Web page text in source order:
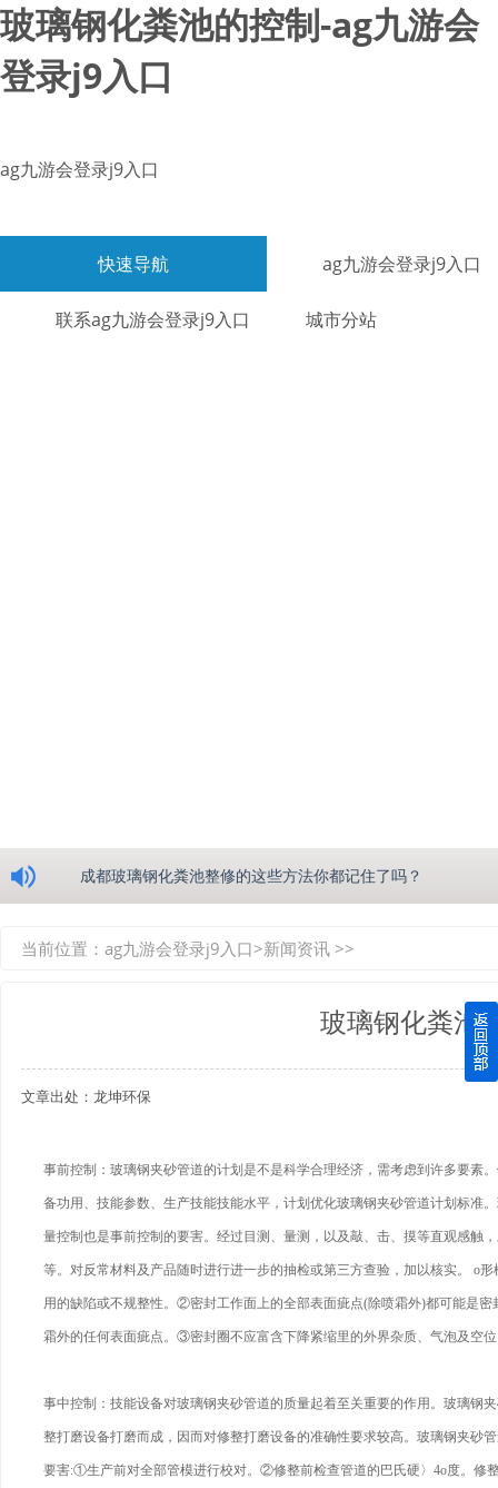
玻璃钢化粪池的控制-ag九游会
登录j9入口
ag九游会登录j9入口
快速导航 ag九游会登录j9入口
联系ag九游会登录j9入口 城市分站
成都玻璃钢化粪池整修的这些方法你都记住了吗？
四川玻璃钢化粪池逐渐取代传统玻璃钢化粪池的这几点原因
关于重庆玻璃钢化粪池的这些基础知识你都记住了吗？
在安装绵阳玻璃钢化粪池时可能遇到这些难题
使用成都玻璃钢化粪池的七大好处你都记住了吗？
当前位置： ag九游会登录j9入口>新闻资讯 >>
玻璃钢化粪池
文章出处：龙坤环保
事前控制：玻璃钢夹砂管道的计划是不是科学合理经济，需考虑到许多要素
备功用、技能参数、生产技能技能水平，计划优化玻璃钢夹砂管道计划标准
量控制也是事前控制的要害。经过目测、量测，以及敲、击、摸等直观感触
等。对反常材料及产品随时进行进一步的抽检或第三方查验，加以核实。 o
用的缺陷或不规整性。②密封工作面上的全部表面疵点(除喷霜外)都可能是
霜外的任何表面疵点。③密封圈不应富含下降紧缩里的外界杂质、气泡及空
事中控制：技能设备对玻璃钢夹砂管道的质量起着至关重要的作用。玻璃钢
整打磨设备打磨而成，因而对修整打磨设备的准确性要求较高。玻璃钢夹砂
要害:①生产前对全部管模进行校对。②修整前检查管道的巴氏硬〉4o度。修